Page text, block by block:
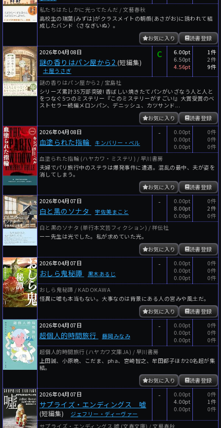
私たちはたしかに光ってたんだ / 文藝春秋
高校生の瑞葉(みずは)がクラスメイトの朝顔(あさがお)に誘われて結
成したバンド〈さなぎいぬ〉。
読書登録
お気に入り
2026年04月08日
謎の香りはパン屋から2 (短編集)
土屋うさぎ
C
6.00pt
6.50pt
4.56pt
1件
2件
9件
謎の香りはパン屋から2 / 宝島社
シリーズ累計35万部突破! 香ばしい焼きたてパンがいざなう人と人と
をつなぐ5つのミステリー『このミステリーがすごい!』大賞受賞のベ
ストセラー続編メロンパン、デニッシュ、カツサンド...
読書登録
お気に入り
2026年04月08日
血塗られた指輪 キンバリー・ベル
-
0.00pt
0.00pt
0.00pt
0件
0件
0件
血塗られた指輪 (ハヤカワ・ミステリ) / 早川書房
夫婦でパリ旅行中のステラは爆発事件に遭遇。混乱の最中、夫が姿を
消してしまう。
読書登録
お気に入り
2026年04月07日
白と黒のソナタ 宇佐美まこと
-
0.00pt
8.00pt
0.00pt
0件
2件
0件
白と黒のソナタ (単行本文芸フィクション) / 祥伝社
ーー先生は光でした。私が求めていた光。
読書登録
お気に入り
2026年04月07日
おしら鬼秘譚 黒木あるじ
-
0.00pt
0.00pt
0.00pt
0件
0件
0件
おしら鬼秘譚 / KADOKAWA
怪異に嘘も本当もない。大事なのは背景にある人の営みや風土だ。
読書登録
お気に入り
2026年04月07日
超個人的時間旅行 藤岡みなみ
-
0.00pt
0.00pt
0.00pt
0件
0件
0件
超個人的時間旅行 (ハヤカワ文庫JA) / 早川書房
上田誠、小原晩、こだま、pha、宮崎智之、牟田都子ほか20名超が集
結。
読書登録
お気に入り
2026年04月07日
サプライズ・エンディングス 嘘
(短編集) ジェフリー・ディーヴァー
-
0.00pt
4.00pt
0.00pt
0件
1件
0件
サプライズ・エンディングス 嘘 (文春文庫) / 文藝春秋